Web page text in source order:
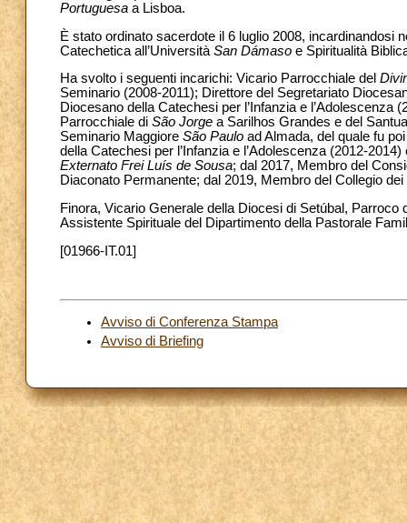
Portuguesa a Lisboa.
È stato ordinato sacerdote il 6 luglio 2008, incardinandosi
Catechetica all’Università San Dámaso e Spiritualità
Ha svolto i seguenti incarichi: Vicario Parrocchiale del
Seminario (2008-2011); Direttore del Segretariato
Diocesano della Catechesi per l’Infanzia e
Parrocchiale di São Jorge a Sarilhos Grandes e del
Seminario Maggiore São Paulo ad Almada, del quale fu
della Catechesi per l’Infanzia e l’Adolescenza (2012-
Externato Frei Luís de Sousa; dal 2017, Membro del
Diaconato Permanente; dal 2019, Membro del Collegio
Finora, Vicario Generale della Diocesi di Setúbal, Parroco
Assistente Spirituale del Dipartimento della Pastorale
[01966-IT.01]
Avviso di Conferenza Stampa
Avviso di Briefing